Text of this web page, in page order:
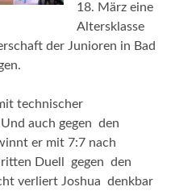
18. März eine
Altersklasse
der Junioren in Bad
technischer
auch gegen den
er mit 7:7 nach
Duell gegen den
verliert Joshua denkbar